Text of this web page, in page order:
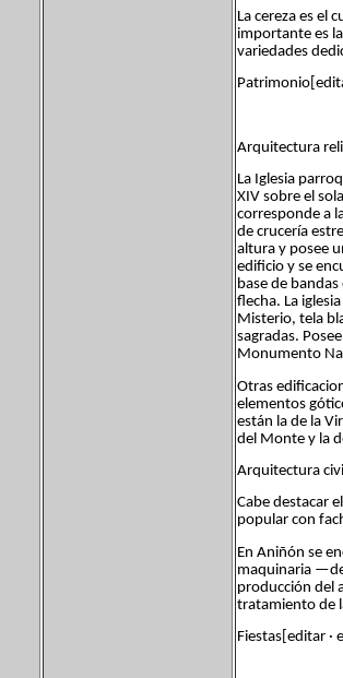
La cereza es el
importante es
variedades
Arquitectura
La Iglesia
XIV sobre el
corresponde a
de crucería
altura y posee
edificio y se
base de
flecha. La
Misterio, tela
sagradas.
Monumento
Otras
elementos
están la de la
del Monte y la
Arquitectura
Cabe destacar
popular con
En Aniñón se
maquinaria
producción del
tratamiento de
Fiestas[editar ·